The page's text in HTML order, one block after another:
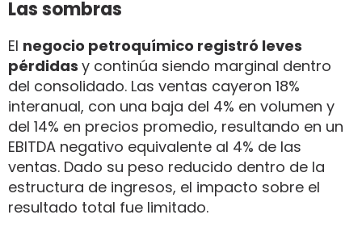
Las sombras
El negocio petroquímico registró leves
pérdidas y continúa siendo marginal dentro
del consolidado. Las ventas cayeron 18%
interanual, con una baja del 4% en volumen y
del 14% en precios promedio, resultando en un
EBITDA negativo equivalente al 4% de las
ventas. Dado su peso reducido dentro de la
estructura de ingresos, el impacto sobre el
resultado total fue limitado.